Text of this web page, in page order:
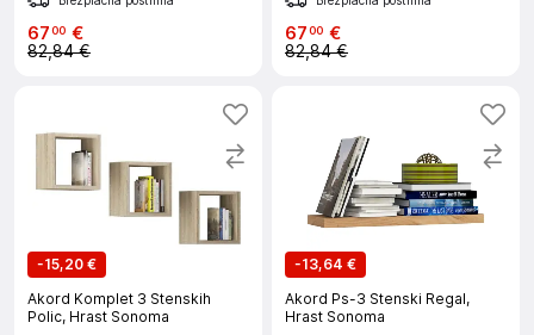
6700 €
82,84 €
6700 €
82,84 €
-15,20 €
Akord Komplet 3 Stenskih
Polic, Hrast Sonoma
-13,64 €
Akord Ps-3 Stenski Regal,
Hrast Sonoma